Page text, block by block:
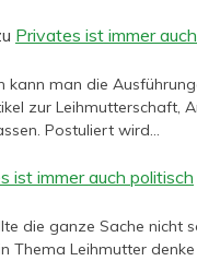
Privates ist immer
kann man die
zur Leihmutterschaft,
Postuliert wird…
ist immer auch politisch
die ganze Sache nicht
Thema Leihmutter